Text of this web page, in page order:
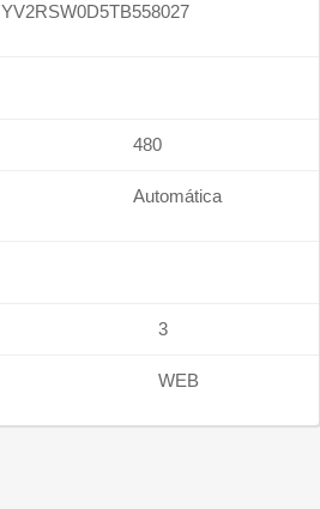
YV2RSW0D5TB558027
480
Automática
3
WEB